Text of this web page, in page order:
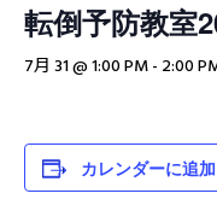
転倒予
その他
2023年間活動報告
転倒予防教室
7月 31 @ 1:00 PM - 2:00
カレンダーに追加